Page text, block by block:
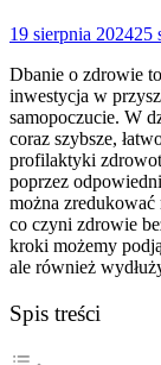
19 sierpnia 202425
Dbanie o zdrowie
inwestycja w
samopoczucie. W
coraz szybsze,
profilaktyki
poprzez
można
co czyni zdrowie
kroki możemy
ale również
Spis treści